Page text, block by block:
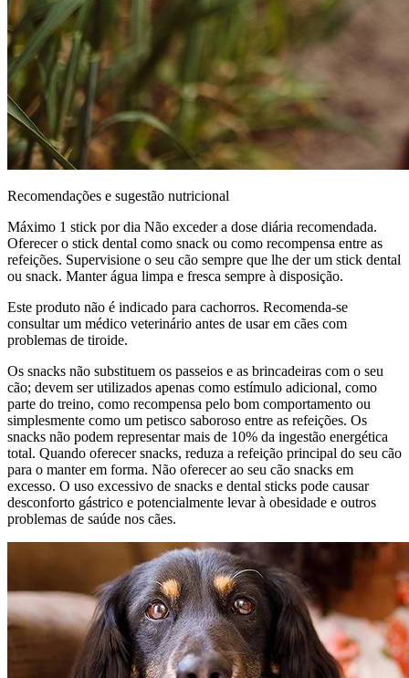
Recomendações e sugestão nutricional
Máximo 1 stick por dia Não exceder a dose diária recomendada.
Oferecer o stick dental como snack ou como recompensa entre as
refeições. Supervisione o seu cão sempre que lhe der um stick dental
ou snack. Manter água limpa e fresca sempre à disposição.
Este produto não é indicado para cachorros. Recomenda-se
consultar um médico veterinário antes de usar em cães com
problemas de tiroide.
Os snacks ​​não substituem os passeios e as brincadeiras com o seu
cão; devem ser utilizados apenas como estímulo adicional, como
parte do treino, como recompensa pelo bom comportamento ou
simplesmente como um petisco saboroso entre as refeições. Os
snacks não podem representar mais de 10% da ingestão energética
total. Quando oferecer snacks, reduza a refeição principal do seu cão
para o manter em forma. Não oferecer ao seu cão snacks em
excesso. O uso excessivo de snacks e dental sticks pode causar
desconforto gástrico e potencialmente levar à obesidade e outros
problemas de saúde nos cães.